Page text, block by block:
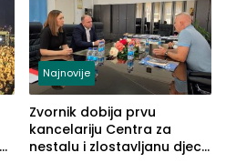
Najnovije
Zvornik dobija prvu
kancelariju Centra za
nestalu i zlostavljanu djecu